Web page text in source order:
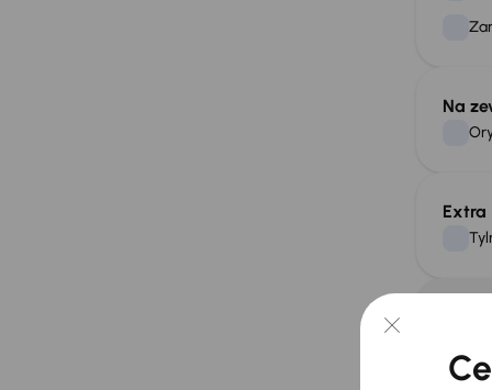
Na
Extra